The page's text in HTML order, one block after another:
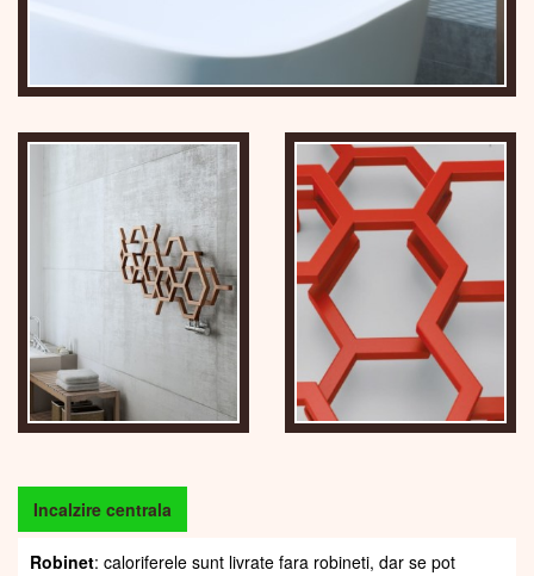
Incalzire centrala
Robinet: caloriferele sunt livrate fara robineti, dar se pot